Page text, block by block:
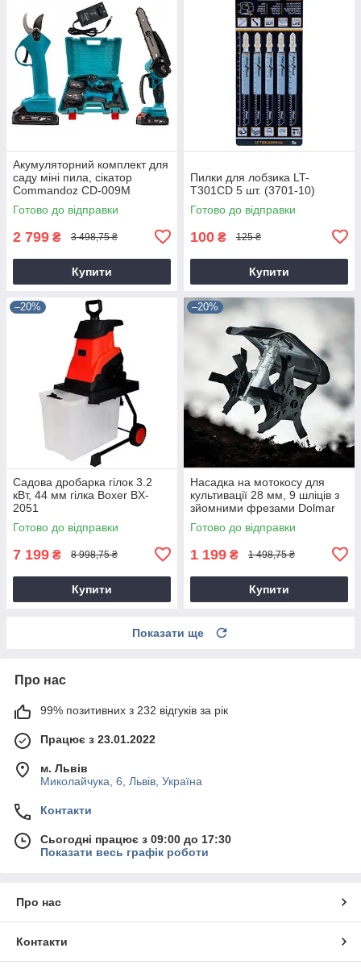
Акумуляторний комплект для
саду міні пила, сікатор
Commandoz CD-009M
Готово до відправки
2 799 ₴ 3 498,75 ₴
Купити
Пилки для лобзика LT-
T301CD 5 шт. (3701-10)
Готово до відправки
100 ₴ 125 ₴
Купити
–20%
Садова дробарка гілок 3.2
кВт, 44 мм гілка Boxer BX-
2051
Готово до відправки
7 199 ₴ 8 998,75 ₴
Купити
–20%
Насадка на мотокосу для
культивації 28 мм, 9 шліців з
зйомними фрезами Dolmar
9T28
Готово до відправки
1 199 ₴ 1 498,75 ₴
Купити
Показати ще
Про нас
99% позитивних з 232 відгуків за рік
Працює з 23.01.2022
м. Львів
Миколайчука, 6, Львів, Україна
Контакти
Сьогодні працює з 09:00 до 17:30
Показати весь графік роботи
Про нас
Контакти